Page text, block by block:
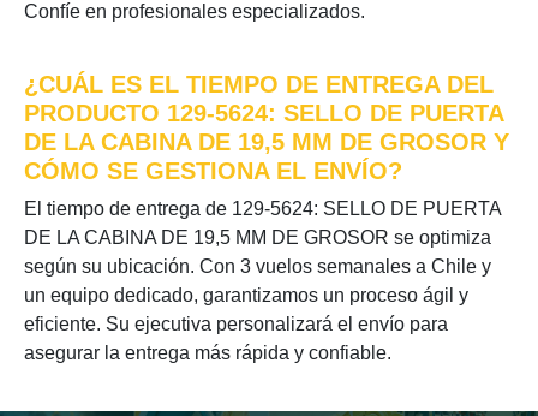
Confíe en profesionales especializados.
¿CUÁL ES EL TIEMPO DE ENTREGA DEL
PRODUCTO 129-5624: SELLO DE PUERTA
DE LA CABINA DE 19,5 MM DE GROSOR Y
CÓMO SE GESTIONA EL ENVÍO?
El tiempo de entrega de 129-5624: SELLO DE PUERTA
DE LA CABINA DE 19,5 MM DE GROSOR se optimiza
según su ubicación. Con 3 vuelos semanales a Chile y
un equipo dedicado, garantizamos un proceso ágil y
eficiente. Su ejecutiva personalizará el envío para
asegurar la entrega más rápida y confiable.